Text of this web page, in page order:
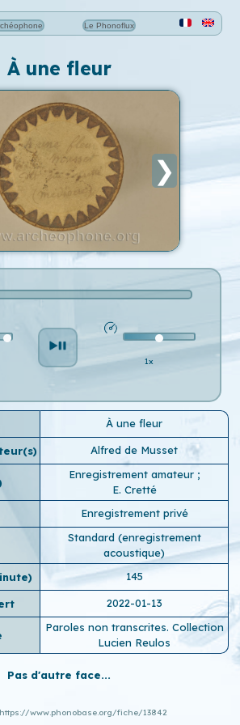
Le Phonoflux
À une fleur
❯
1x
À une fleur
Alfred de Musset
Enregistrement amateur ;
E. Cretté
Enregistrement privé
Standard (enregistrement
acoustique)
145
2022-01-13
Paroles non transcrites. Collection
Lucien Reulos
Pas d'autre face...
https://www.phonobase.org/fiche/13842